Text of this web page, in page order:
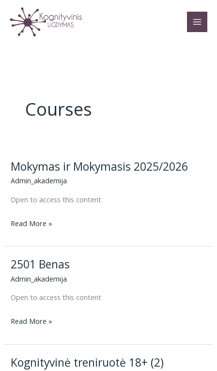
prie
turinio
Courses
Mokymas ir Mokymasis 2025/2026
Admin_akademija
Open to access this content
Mokymas
Mokymasis
2025/2026
Read More »
2501 Benas
Admin_akademija
Open to access this content
2501
Read More »
Kognityvinė treniruotė 18+ (2)